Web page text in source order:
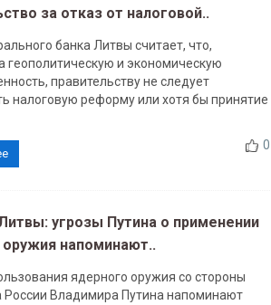
за отказ от налоговой..
банка Литвы считает, что,
геополитическую и экономическую
правительству не следует
налоговую реформу или хотя бы принятие
0
угрозы Путина о применении
напоминают..
ядерного оружия со стороны
России Владимира Путина напоминают